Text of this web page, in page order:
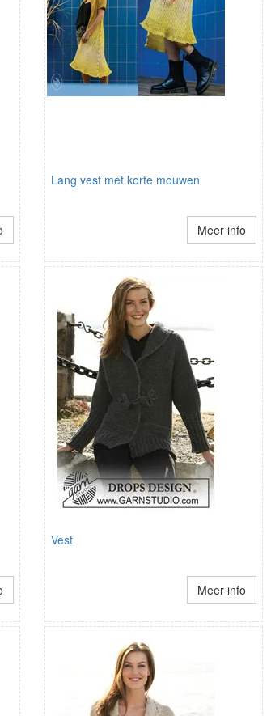
Lang vest met korte mouwen
Meer info
Vest
Meer info